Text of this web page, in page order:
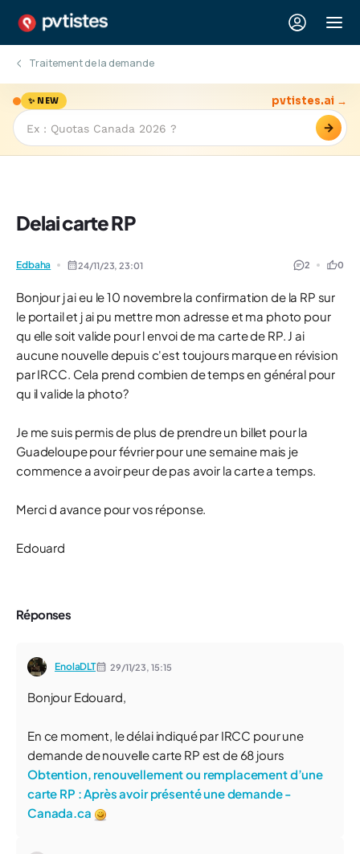
Traitement de la demande
✨ NEW
→
pvtistes.ai →
Delai carte RP
Edbaha 24/11/23,23:01 2 0
Bonjour j ai eu le 10 novembre la confirmation de la RP sur
le portail et j ai pu mettre mon adresse et ma photo pour
qu elle soit valide pour l envoi de ma carte de RP. J ai
aucune nouvelle depuis c'est toujours marque en révision
par IRCC. Cela prend combien de temps en général pour
qu il valide la photo?
Je me suis permis de plus de prendre un billet pour la
Guadeloupe pour février pour une semaine mais je
commence a avoir peur de pas avoir la carte a temps.
Merci d avance pour vos réponse.
Edouard
Réponses
EnolaDLT 29/11/23, 15:15
Bonjour Edouard,
En ce moment, le délai indiqué par IRCC pour une
demande de nouvelle carte RP est de 68 jours
Obtention, renouvellement ou remplacement d’une
carte RP : Après avoir présenté une demande -
Canada.ca